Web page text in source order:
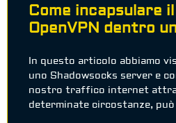
Come incapsulare
OpenVPN dentro
In questo articolo abbiamo
uno Shadowsocks server e
nostro traffico internet
determinate circostanze,